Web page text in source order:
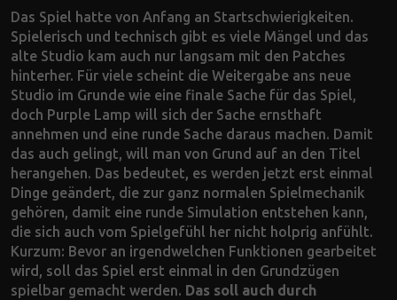
Das Spiel hatte von Anfang an Startschwierigkeiten.
Spielerisch und technisch gibt es viele Mängel und das
alte Studio kam auch nur langsam mit den Patches
hinterher. Für viele scheint die Weitergabe ans neue
Studio im Grunde wie eine finale Sache für das Spiel,
doch Purple Lamp will sich der Sache ernsthaft
annehmen und eine runde Sache daraus machen. Damit
das auch gelingt, will man von Grund auf an den Titel
herangehen. Das bedeutet, es werden jetzt erst einmal
Dinge geändert, die zur ganz normalen Spielmechanik
gehören, damit eine runde Simulation entstehen kann,
die sich auch vom Spielgefühl her nicht holprig anfühlt.
Kurzum: Bevor an irgendwelchen Funktionen gearbeitet
wird, soll das Spiel erst einmal in den Grundzügen
spielbar gemacht werden. Das soll auch durch